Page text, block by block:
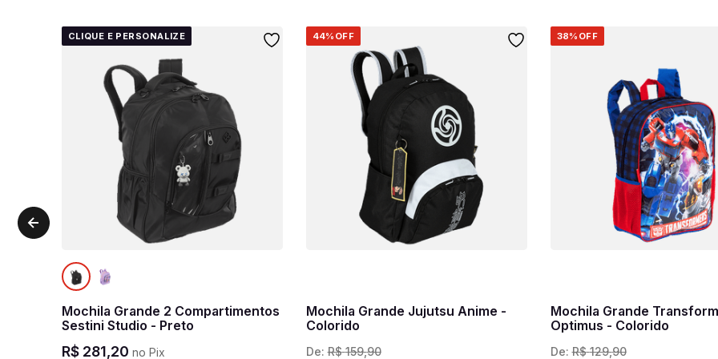
CLIQUE E PERSONALIZE
Mochila Grande 2 Compartimentos
Sestini Studio - Preto
R$ 281,20 no Pix
44% OFF
Mochila Grande Jujutsu Anime -
Colorido
De:R$ 159,90
38% OFF
Mochila Grande
Optimus - Colorido
De:R$ 129,90